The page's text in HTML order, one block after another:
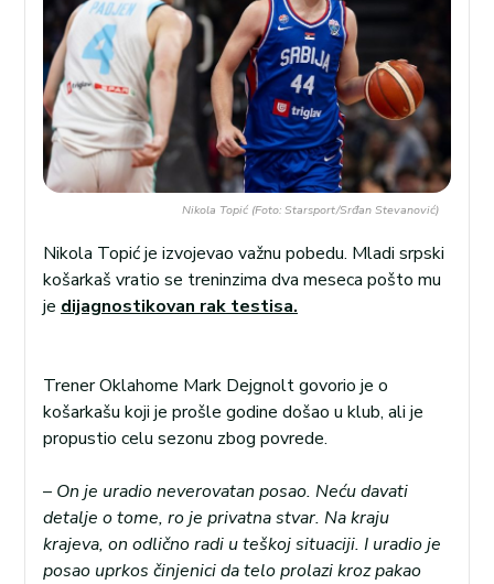
Nikola Topić (Foto: Starsport/Srđan Stevanović)
Nikola Topić je izvojevao važnu pobedu. Mladi srpski
košarkaš vratio se treninzima dva meseca pošto mu
je dijagnostikovan rak testisa.
Trener Oklahome Mark Dejgnolt govorio je o
košarkašu koji je prošle godine došao u klub, ali je
propustio celu sezonu zbog povrede.
– On je uradio neverovatan posao. Neću davati
detalje o tome, ro je privatna stvar. Na kraju
krajeva, on odlično radi u teškoj situaciji. I uradio je
posao uprkos činjenici da telo prolazi kroz pakao